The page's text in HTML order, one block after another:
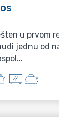
u prvom
jednu od